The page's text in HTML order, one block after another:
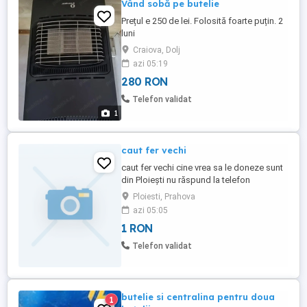
1
Vând sobă pe butelie
Prețul e 250 de lei. Folosită foarte puțin. 2
luni
Craiova, Dolj
azi 05:19
280 RON
Telefon validat
caut fer vechi
caut fer vechi cine vrea sa le doneze sunt
din Ploiești nu răspund la telefon
Ploiesti, Prahova
azi 05:05
1 RON
Telefon validat
1
butelie si centralina pentru doua